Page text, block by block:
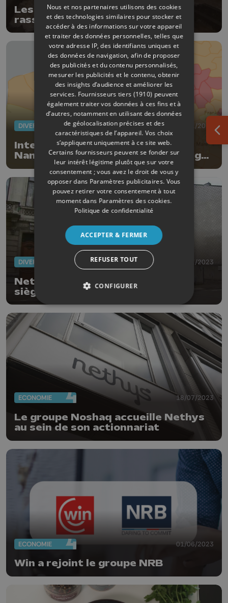
Les prévisions de l'IRM plutôt
rassurantes
DIVERS 02/01/2024
Intempéries: Liège, Hainaut et
Namur en code jaune, Luxembourg
en orange
DIVERS 22/11/2023
Nethys annonce la vente de son
siège social historique
ECONOMIE 18/07/2023
Le groupe Noshaq accueille Nethys
au sein de son actionnariat
ECONOMIE 01/06/2023
Win a rejoint le groupe NRB
Nous et nos partenaires utilisons des cookies
et des technologies similaires pour stocker et
accéder à des informations sur votre appareil
et traiter des données personnelles, telles que
votre adresse IP, des identifiants uniques et
des données de navigation, afin de proposer
des publicités et du contenu personnalisés,
mesurer les publicités et le contenu, obtenir
des insights d’audience et améliorer les
services. Fournisseurs tiers (1910) peuvent
également traiter vos données à ces fins et à
d’autres, notamment en utilisant des données
de géolocalisation précises et des
caractéristiques de l’appareil. Vos choix
s’appliquent uniquement à ce site web.
Certains fournisseurs peuvent se fonder sur
leur intérêt légitime plutôt que sur votre
consentement ; vous avez le droit de vous y
opposer dans Paramètres publicitaires. Vous
pouvez retirer votre consentement à tout
moment dans Paramètres des cookies.
Politique de confidentialité
ACCEPTER & FERMER
REFUSER TOUT
CONFIGURER